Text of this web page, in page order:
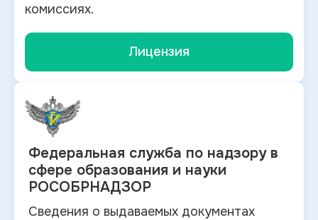
комиссиях.
Лицензия
Федеральная служба по надзору в
сфере образования и науки
РОСОБРНАДЗОР
Сведения о выдаваемых документах